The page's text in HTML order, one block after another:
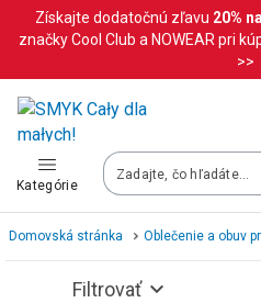
Získajte dodatočnú zľavu 20%
značky Cool Club a NOWEAR pri
>>
Kategórie
Krajina a
Vyberte krajinu
Slovenská republika
Vaše objednávky doručíme
Domovská stránka Oblečenie a obuv
Filtrovať